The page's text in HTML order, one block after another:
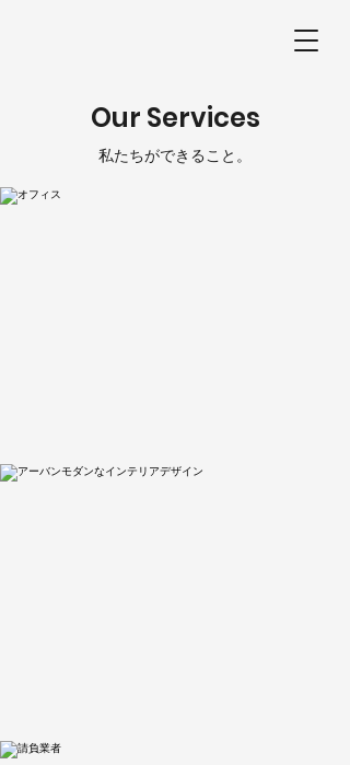
Our Services
私たちができること。